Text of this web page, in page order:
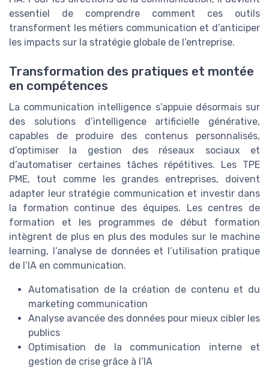
essentiel de comprendre comment ces outils
transforment les métiers communication et d’anticiper
les impacts sur la stratégie globale de l’entreprise.
Transformation des pratiques et montée
en compétences
La communication intelligence s’appuie désormais sur
des solutions d’intelligence artificielle générative,
capables de produire des contenus personnalisés,
d’optimiser la gestion des réseaux sociaux et
d’automatiser certaines tâches répétitives. Les TPE
PME, tout comme les grandes entreprises, doivent
adapter leur stratégie communication et investir dans
la formation continue des équipes. Les centres de
formation et les programmes de début formation
intègrent de plus en plus des modules sur le machine
learning, l’analyse de données et l’utilisation pratique
de l’IA en communication.
Automatisation de la création de contenu et du
marketing communication
Analyse avancée des données pour mieux cibler les
publics
Optimisation de la communication interne et
gestion de crise grâce à l’IA